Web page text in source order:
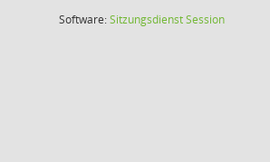
Software:SitzungsdienstSession(Wird in